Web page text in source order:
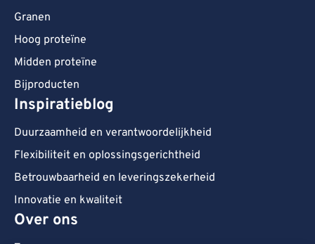
Granen
Hoog proteïne
Midden proteïne
Bijproducten
Inspiratieblog
Duurzaamheid en verantwoordelijkheid
Flexibiliteit en oplossingsgerichtheid
Betrouwbaarheid en leveringszekerheid
Innovatie en kwaliteit
Over ons